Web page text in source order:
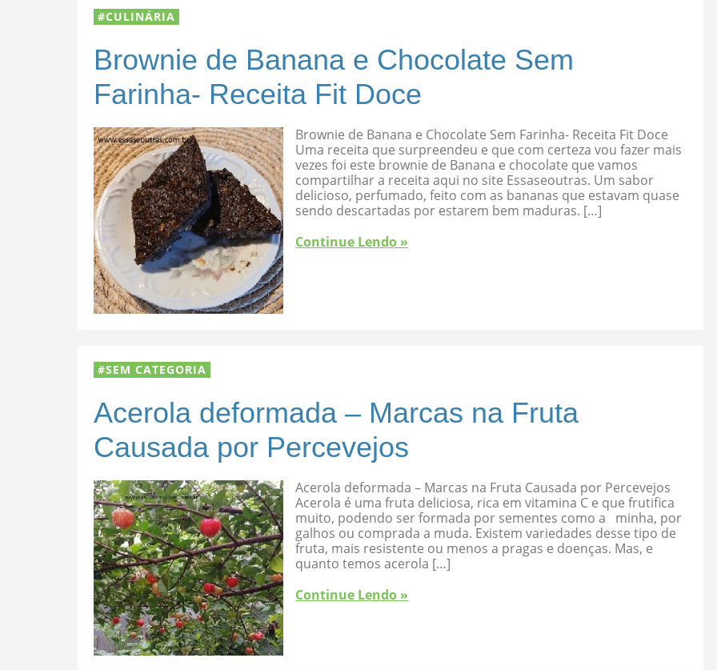
CULINÁRIA
Brownie de Banana e Chocolate Sem
Farinha- Receita Fit Doce
Brownie de Banana e Chocolate Sem Farinha- Receita Fit Doce
Uma receita que surpreendeu e que com certeza vou fazer mais
vezes foi este brownie de Banana e chocolate que vamos
compartilhar a receita aqui no site Essaseoutras. Um sabor
delicioso, perfumado, feito com as bananas que estavam quase
sendo descartadas por estarem bem maduras. […]
Continue Lendo »
SEM CATEGORIA
Acerola deformada – Marcas na Fruta
Causada por Percevejos
Acerola deformada – Marcas na Fruta Causada por Percevejos
Acerola é uma fruta deliciosa, rica em vitamina C e que frutifica
muito, podendo ser formada por sementes como a minha, por
galhos ou comprada a muda. Existem variedades desse tipo de
fruta, mais resistente ou menos a pragas e doenças. Mas, e
quanto temos acerola […]
Continue Lendo »